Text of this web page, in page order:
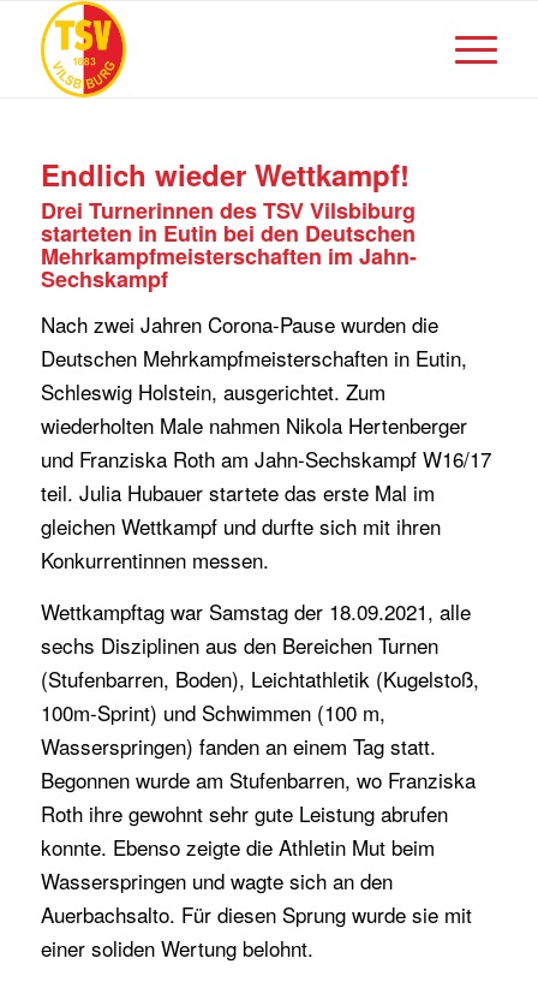
Endlich wieder Wettkampf!
Drei Turnerinnen des TSV Vilsbiburg
starteten in Eutin bei den Deutschen
Mehrkampfmeisterschaften im Jahn-
Sechskampf
Nach zwei Jahren Corona-Pause wurden die
Deutschen Mehrkampfmeisterschaften in Eutin,
Schleswig Holstein, ausgerichtet. Zum
wiederholten Male nahmen Nikola Hertenberger
und Franziska Roth am Jahn-Sechskampf W16/17
teil. Julia Hubauer startete das erste Mal im
gleichen Wettkampf und durfte sich mit ihren
Konkurrentinnen messen.
Wettkampftag war Samstag der 18.09.2021, alle
sechs Disziplinen aus den Bereichen Turnen
(Stufenbarren, Boden), Leichtathletik (Kugelstoß,
100m-Sprint) und Schwimmen (100 m,
Wasserspringen) fanden an einem Tag statt.
Begonnen wurde am Stufenbarren, wo Franziska
Roth ihre gewohnt sehr gute Leistung abrufen
konnte. Ebenso zeigte die Athletin Mut beim
Wasserspringen und wagte sich an den
Auerbachsalto. Für diesen Sprung wurde sie mit
einer soliden Wertung belohnt.